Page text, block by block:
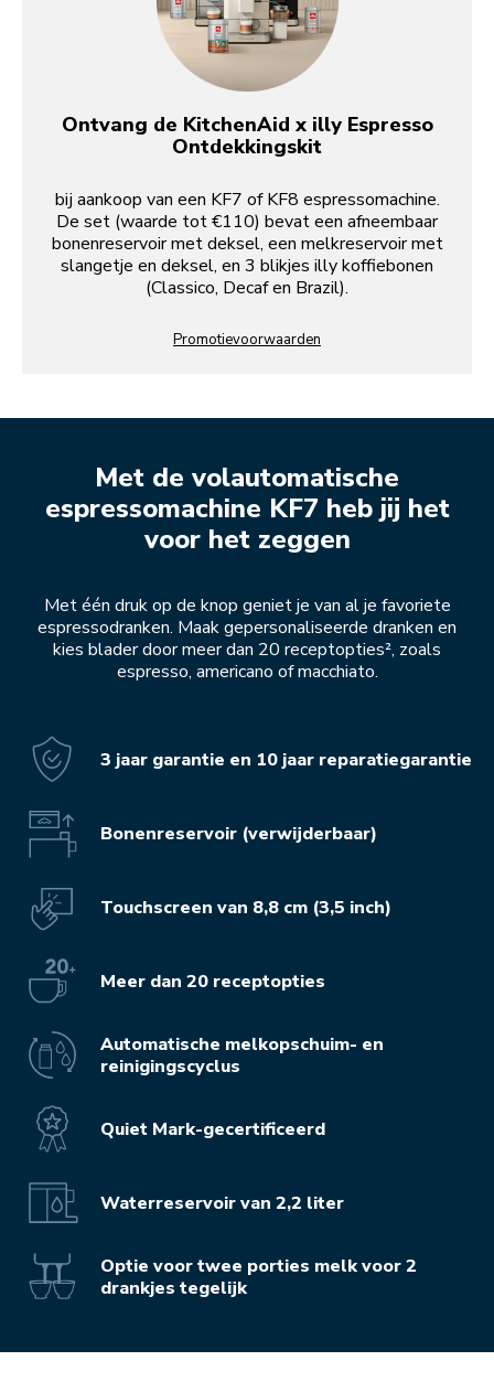
Ontvang de KitchenAid x illy Espresso
Ontdekkingskit
bij aankoop van een KF7 of KF8 espressomachine.
De set (waarde tot €110) bevat een afneembaar
bonenreservoir met deksel, een melkreservoir met
slangetje en deksel, en 3 blikjes illy koffiebonen
(Classico, Decaf en Brazil).
Promotievoorwaarden
Met de volautomatische
espressomachine KF7 heb jij het
voor het zeggen
Met één druk op de knop geniet je van al je favoriete
espressodranken. Maak gepersonaliseerde dranken en
kies blader door meer dan 20 receptopties², zoals
espresso, americano of macchiato.
3 jaar garantie en 10 jaar reparatiegarantie
Bonenreservoir (verwijderbaar)
Touchscreen van 8,8 cm (3,5 inch)
Meer dan 20 receptopties
Automatische melkopschuim- en
reinigingscyclus
Quiet Mark-gecertificeerd
Waterreservoir van 2,2 liter
Optie voor twee porties melk voor 2
drankjes tegelijk